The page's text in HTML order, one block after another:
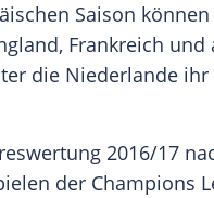
Saison
, Frankreich und
die Niederlande ihr
2016/17
der Champions